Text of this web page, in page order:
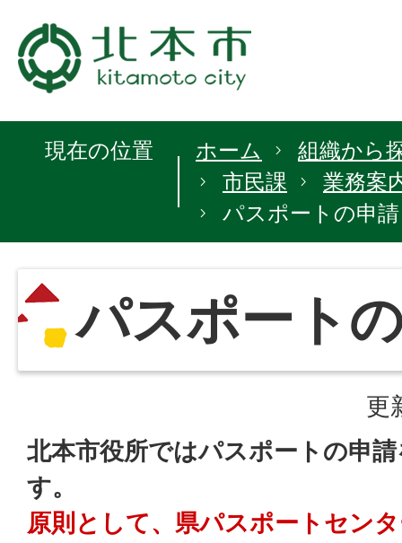
現在の位置 ホーム
組織から
市民課
業務案
パスポートの申請
パスポート
更
北本市役所ではパスポートの申
す。
原則として、県パスポートセン